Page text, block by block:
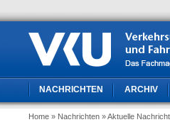
NACHRICHTEN ARCHIV
Home » Nachrichten » Aktuelle